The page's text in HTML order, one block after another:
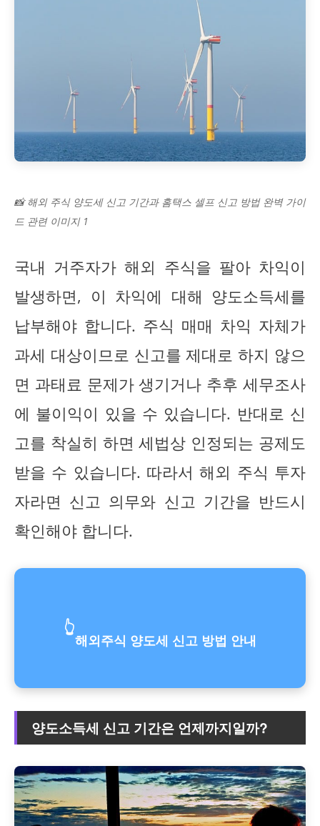
📸 해외 주식 양도세 신고 기간과 홈택스 셀프 신고 방법 완벽 가이
드 관련 이미지 1
국내 거주자가 해외 주식을 팔아 차익이
발생하면, 이 차익에 대해 양도소득세를
납부해야 합니다. 주식 매매 차익 자체가
과세 대상이므로 신고를 제대로 하지 않으
면 과태료 문제가 생기거나 추후 세무조사
에 불이익이 있을 수 있습니다. 반대로 신
고를 착실히 하면 세법상 인정되는 공제도
받을 수 있습니다. 따라서 해외 주식 투자
자라면 신고 의무와 신고 기간을 반드시
확인해야 합니다.
👆
해외주식 양도세 신고 방법 안내
양도소득세 신고 기간은 언제까지일까?